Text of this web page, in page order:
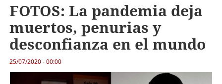
FOTOS: La pandemia deja
muertos, penurias y
desconfianza en el mundo
25/07/2020 - 00:00